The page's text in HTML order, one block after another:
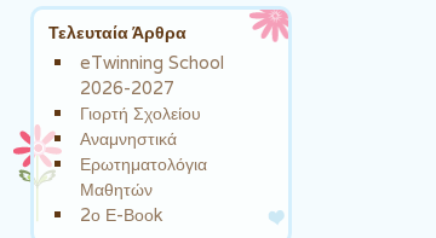
Τελευταία Άρθρα
eTwinning School
2026-2027
Γιορτή Σχολείου
Αναμνηστικά
Ερωτηματολόγια
Μαθητών
2ο Ε-Βοοk